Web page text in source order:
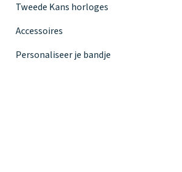
Tweede Kans horloges
Accessoires
Personaliseer je bandje